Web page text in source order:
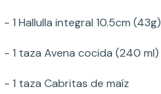
- 1 Hallulla integral 10.5cm (43g)
- 1 taza Avena cocida (240 ml)
- 1 taza Cabritas de maíz